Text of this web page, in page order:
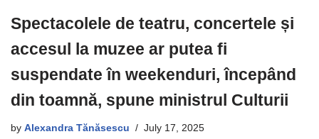
Spectacolele de teatru, concertele și
accesul la muzee ar putea fi
suspendate în weekenduri, începând
din toamnă, spune ministrul Culturii
by Alexandra Tănăsescu July 17, 2025